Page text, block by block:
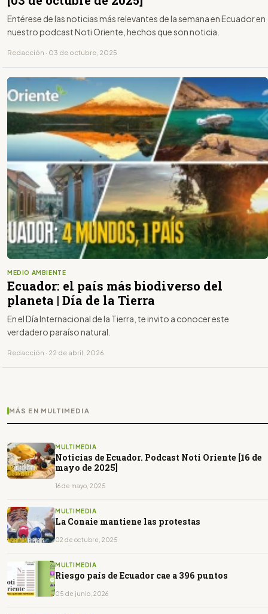
Entérese de las noticias más relevantes de la semana en Ecuador en
nuestro podcast Noti Oriente, hechos que son noticia.
Redacción · 03 de octubre, 2025
MEDIO AMBIENTE
Ecuador: el país más biodiverso del
planeta | Día de la Tierra
En el Día Internacional de la Tierra, te invito a conocer este
verdadero paraíso natural.
Redacción · 22 de abril, 2026
MÁS EN MULTIMEDIA
MULTIMEDIA
Noticias de Ecuador. Podcast Noti Oriente [16 de
mayo de 2025]
16 de mayo, 2025
MULTIMEDIA
La Conaie mantiene las protestas
02 de octubre, 2025
MULTIMEDIA
Riesgo país de Ecuador cae a 396 puntos
05 de junio, 2026